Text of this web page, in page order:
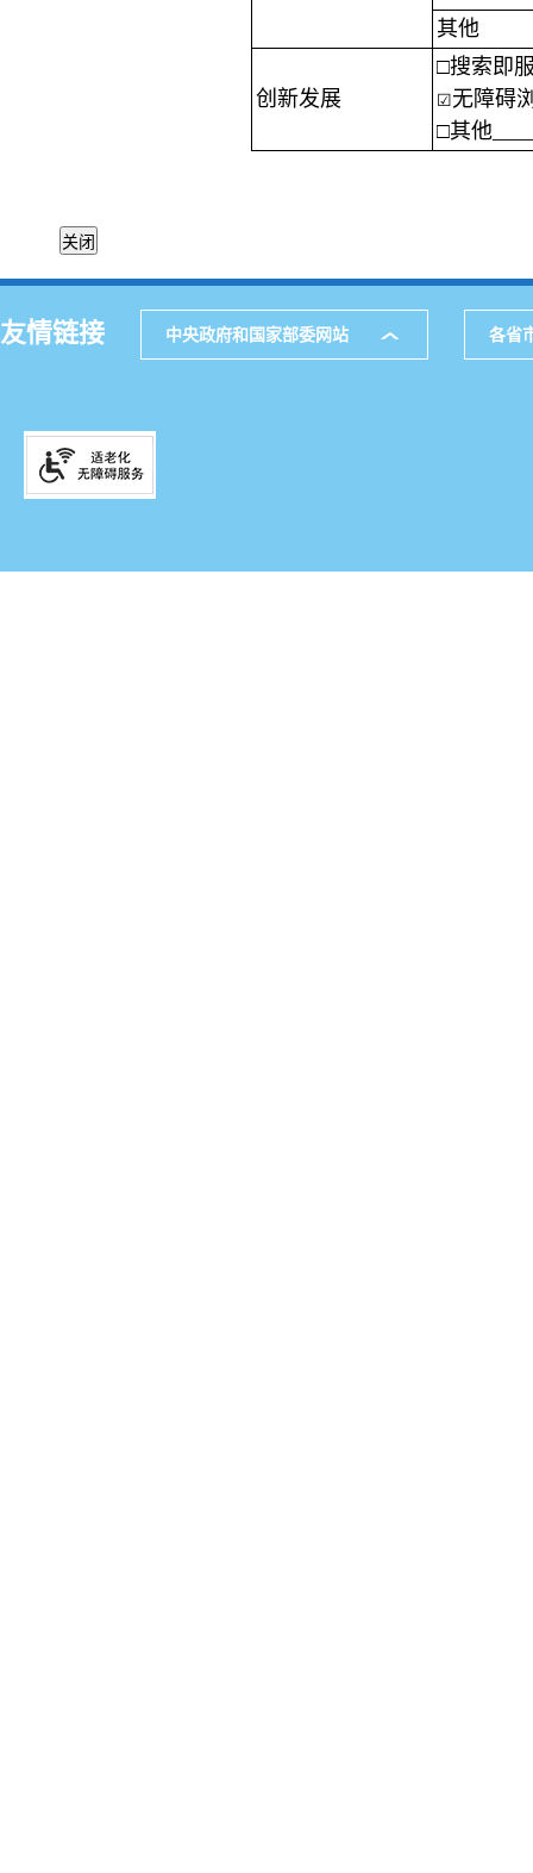
其他
创新发展
□搜索即
☑ 无障碍
□其他
友情链接 中央政府和国家部委网站 各省